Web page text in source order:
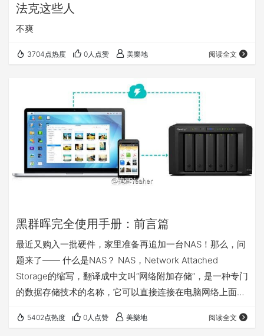
法克这些人
不爽
3704点热度 0人点赞 美樂地 阅读全文
黑群晖完全使用手册：前言篇
最近又购入一批硬件，家里准备再追加一台NAS！那么，问
题来了—— 什么是NAS？ NAS，Network Attached
Storage的缩写，翻译成中文叫“网络附加存储”，是一种专门
的数据存储技术的名称，它可以直接连接在电脑网络上面，
将存储设备与服务器彻底分离，集中管理数据，从而释放带
5402点热度 0人点赞 美樂地 阅读全文